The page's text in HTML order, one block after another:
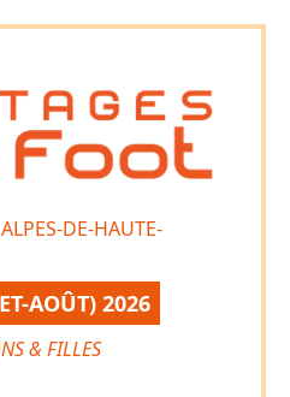
DE-HAUTE-
AOÛT) 2026
& FILLES